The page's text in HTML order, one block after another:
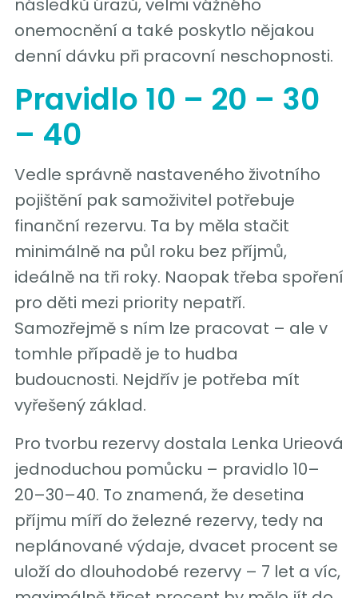
onemocnění a také poskytlo nějakou
denní dávku při pracovní neschopnosti.
Pravidlo 10 – 20 – 30
– 40
Vedle správně nastaveného životního
pojištění pak samoživitel potřebuje
finanční rezervu. Ta by měla stačit
minimálně na půl roku bez příjmů,
ideálně na tři roky. Naopak třeba spoření
pro děti mezi priority nepatří.
Samozřejmě s ním lze pracovat – ale v
tomhle případě je to hudba
budoucnosti. Nejdřív je potřeba mít
vyřešený základ.
Pro tvorbu rezervy dostala Lenka Urieová
jednoduchou pomůcku – pravidlo 10–
20–30–40. To znamená, že desetina
příjmu míří do železné rezervy, tedy na
neplánované výdaje, dvacet procent se
uloží do dlouhodobé rezervy – 7 let a víc,